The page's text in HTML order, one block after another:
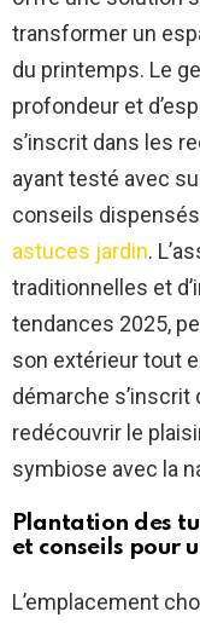
transformer un
du printemps. Le
profondeur et
s’inscrit dans les
ayant testé avec
conseils
astuces jardin.
traditionnelles et
tendances 2025,
son extérieur tout
démarche s’inscrit
redécouvrir le
symbiose avec la
Plantation des
et conseils pour
L’emplacement